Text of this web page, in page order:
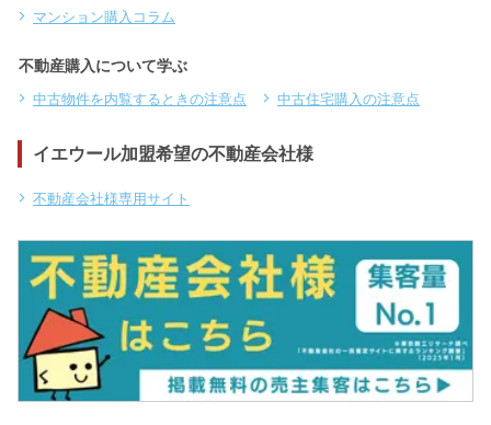
マンション購入コラム
不動産購入について学ぶ
中古物件を内覧するときの注意点 中古住宅購入の注意点
イエウール加盟希望の不動産会社様
不動産会社様専用サイト